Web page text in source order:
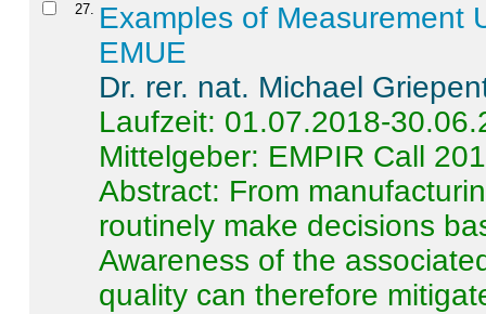
27. Examples of Measurement
EMUE
Dr. rer. nat. Michael
Laufzeit: 01.07.2018-
Mittelgeber: EMPIR Call
Abstract: From
routinely make decisions
Awareness of the
quality can therefore